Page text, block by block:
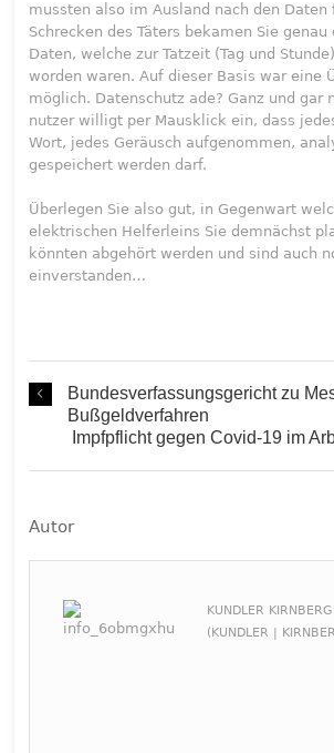
mussten also im Ausland nach den Daten
Schrecken des Täters bekamen Sie genau
Daten, welche zur Tatzeit (Tag und
worden waren. Auf dieser Basis war eine
möglich. Datenschutz ade? Ganz und gar
nutzer willigt per Mausklick ein, dass
Wort, jedes Geräusch aufgenommen,
gespeichert werden darf.
Überlegen Sie also gut, in Gegenwart
elektrischen Helferleins Sie demnächst
könnten abgehört werden und sind auch
einverstanden…
Bundesverfassungsgericht zu
Bußgeldverfahren
Impfpflicht gegen Covid-19 im
Autor
KUNDLER
(KUNDLER |